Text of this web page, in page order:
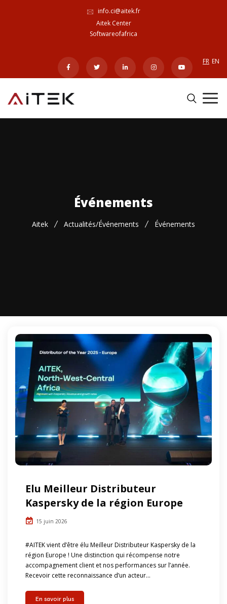
info.ci@aitek.fr
Aitek Center
Softwareofafrica
FR EN
Événements
Aitek Actualités/Événements Événements
Elu Meilleur Distributeur
Kaspersky de la région Europe
15 juin 2026
#AITEK vient d’être élu Meilleur Distributeur Kaspersky de la
région Europe ! Une distinction qui récompense notre
accompagnement client et nos performances sur l’année.
Recevoir cette reconnaissance d’un acteur...
En savoir plus